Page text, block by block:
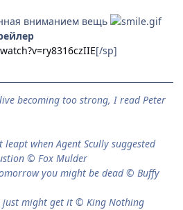
вниманием вещь
[/sp]
be­com­ing too strong, I read Peter
when Agent Scully suggested
© Fox Mulder
you might be dead © Buffy
just might get it © King Nothing